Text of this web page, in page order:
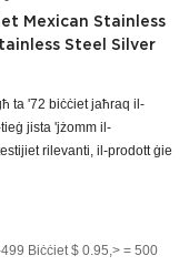
Mexican Stainless
Steel Silver
ta '72 biċċiet jaħraq il-
jista 'jżomm il-
rilevanti, il-prodott ġie
Biċċiet $ 0.95,> = 500